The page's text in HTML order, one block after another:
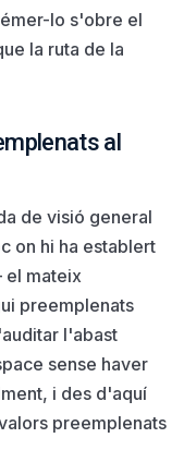
lo s'obre el
la ruta de la
al
de visió general
on hi ha establert
el mateix
preemplenats
l'abast
sense haver
i des d'aquí
preemplenats